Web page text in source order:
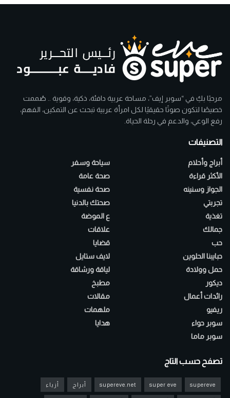
مرحبًا بكِ في “سوبر إيف”، مساحة عربية دافئة، ذكية، وقوية .. صُممت
خصيصًا لتكون صوتًا حقيقيًا لكل امرأة عربية تبحث عن التمكين، الفهم،
رفع الوعي، والدعم في رحلة الحياة.
التصنيفات
أبراج وأحلام
الأكثر قراءة
الجواز وسنينه
تجربتي
تغذية
جمالك
حب
حبايبنا الحلوين
حمل وولادة
ديكور
رائدات أعمال
ريفيو
سوبر حواء
سوبر ماما
سياحة وسفر
صحة عامة
صحة نفسية
صحتك بالدنيا
ع الموضة
علاقات
قضايا
لايف ستايل
لياقة ورشاقة
مطبخ
مقالات
ملهمات
هدايا
تصفح حسب التاج
supereve
super eve
supereve.net أبراج أزياء